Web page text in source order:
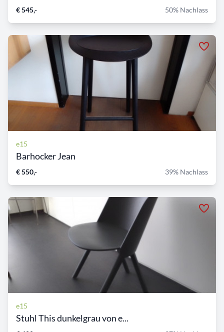
€ 545,- 50% Nachlass
e15
Barhocker Jean
€ 550,- 39% Nachlass
e15
Stuhl This dunkelgrau von e...